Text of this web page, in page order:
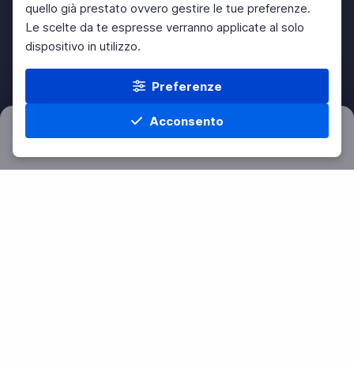
quello già prestato ovvero gestire le tue preferenze.
Le scelte da te espresse verranno applicate al solo
dispositivo in utilizzo.
Preferenze
Acconsento
Home Materie Cerca Menu
Filtri Azzera